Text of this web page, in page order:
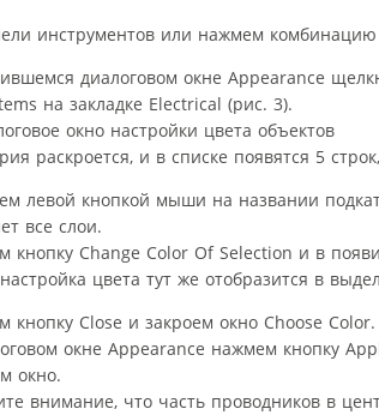
инструментов или нажмем
диалоговом окне Appearance
на закладке Electrical (рис. 3).
раскроется, и в списке появятся 5
левой кнопкой мыши на названии
все слои.
кнопку Change Color Of Selection и в
цвета тут же отобразится в
кнопку Close и закроем окно Choose Color.
окне Appearance нажмем кнопку
окно.
внимание, что часть проводников в